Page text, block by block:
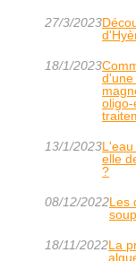
27/3/2023
18/1/2023
d'une
oligo-
13/1/2023
elle
?
08/12/2022Les
18/11/2022La